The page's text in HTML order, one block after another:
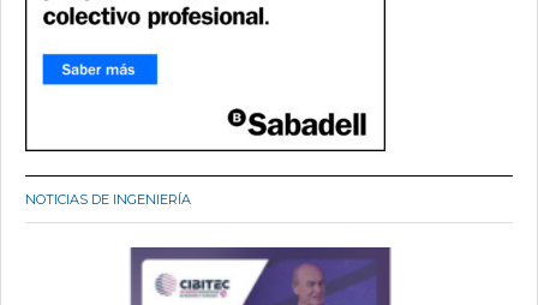
NOTICIAS DE INGENIERÍA